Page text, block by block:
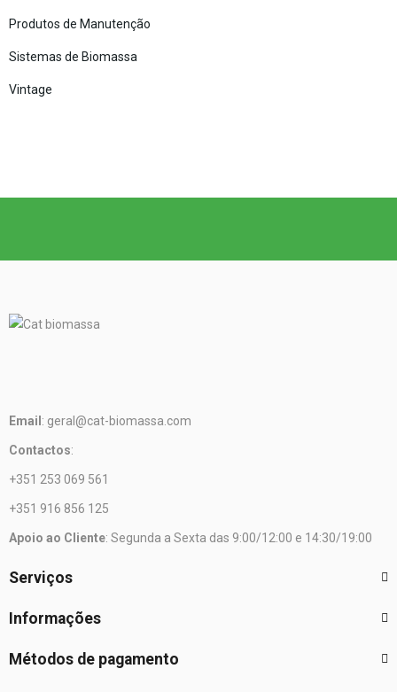
Produtos de Manutenção
Sistemas de Biomassa
Vintage
Email : geral@cat-biomassa.com
Contactos:
+351 253 069 561
+351 916 856 125
Apoio ao Cliente: Segunda a Sexta das 9:00/12:00 e 14:30/19:00
Serviços
Informações
Métodos de pagamento